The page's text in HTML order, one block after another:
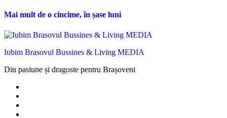
Mai mult de o cincime, în șase luni
Iubim Brasovul Bussines & Living MEDIA
Din pasiune și dragoste pentru Brașoveni